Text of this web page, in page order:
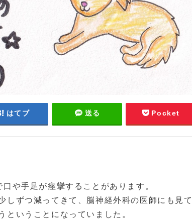
はてブ 送る Pocket
や手足が痙攣することがあります。
しずつ減ってきて、脳神経外科の医師にも見て
ということになっていました。